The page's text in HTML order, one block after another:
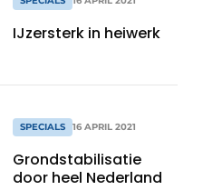
IJzersterk in heiwerk
SPECIALS 16 APRIL 2021
Grondstabilisatie
door heel Nederland